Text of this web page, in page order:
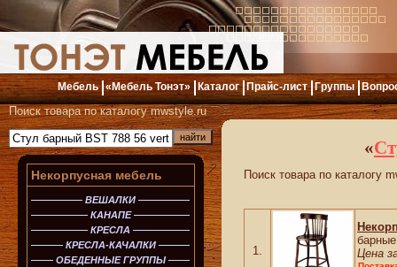
Мебель «Мебель Тонэт» Каталог Прайс-лист Группы
Поиск товара по каталогу mwstyle.ru
Некорпусная мебель
ВЕШАЛКИ
КАНАПЕ
КРЕСЛА
КРЕСЛА-КАЧАЛКИ
ОБЕДЕННЫЕ ГРУППЫ
«
Поиск товара по каталогу
1.
Цена